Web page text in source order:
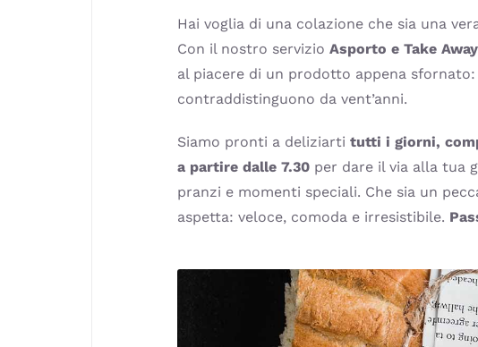
Hai voglia di una colazione che sia una
Con il nostro servizio Asporto e Take Away
al piacere di un prodotto appena
contraddistinguono da vent’anni.
Siamo pronti a deliziarti tutti i giorni,
a partire dalle 7.30per dare il via alla tua
pranzi e momenti speciali. Che sia un
aspetta: veloce, comoda e irresistibile.